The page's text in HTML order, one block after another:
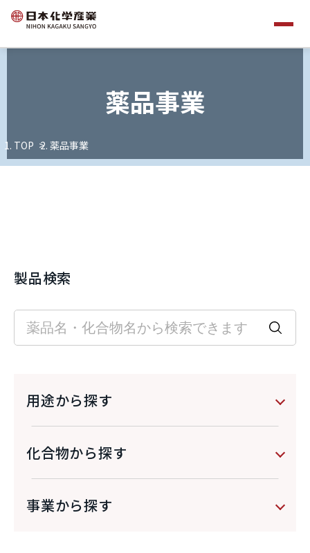
薬品事業
TOP 薬品事業
製品検索
用途から探す
化合物から探す
事業から探す